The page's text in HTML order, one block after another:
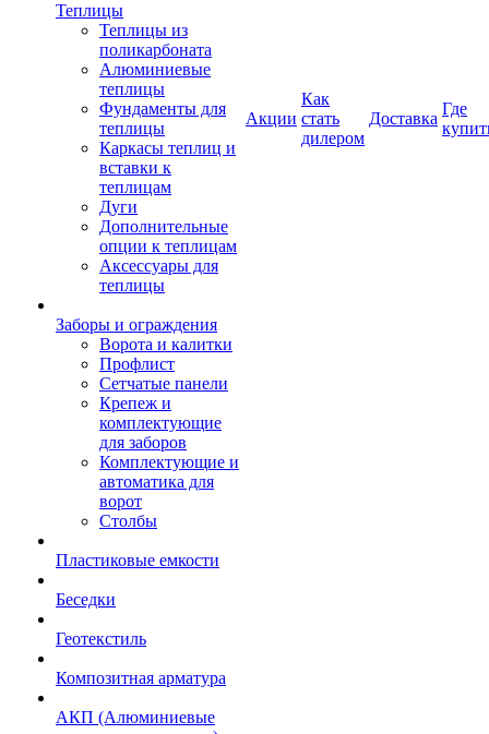
Теплицы
Теплицы из
поликарбоната
Алюминиевые
теплицы
Фундаменты для
теплицы
Каркасы теплиц и
вставки к
теплицам
Дуги
Дополнительные
опции к теплицам
Аксессуары для
теплицы
Заборы и ограждения
Ворота и калитки
Профлист
Сетчатые панели
Крепеж и
комплектующие
для заборов
Комплектующие и
автоматика для
ворот
Столбы
Пластиковые емкости
Беседки
Геотекстиль
Композитная арматура
АКП (Алюминиевые
Акции
Как
стать
дилером
Доставка
Где